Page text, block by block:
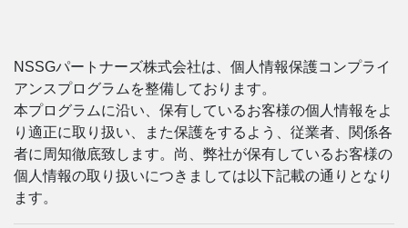
NSSGパートナーズ株式会社は、個人情報保護コンプライ
アンスプログラムを整備しております。
本プログラムに沿い、保有しているお客様の個人情報をよ
り適正に取り扱い、また保護をするよう、従業者、関係各
者に周知徹底致します。尚、弊社が保有しているお客様の
個人情報の取り扱いにつきましては以下記載の通りとなり
ます。